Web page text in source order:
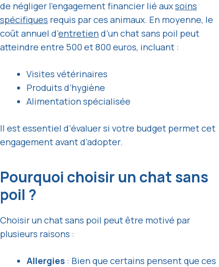
de négliger l’engagement financier lié auxsoins
spécifiques requis par ces animaux. En moyenne, le
coût annuel d’entretiend’un chat sans poil peut
atteindre entre 500 et 800 euros, incluant :
Visites vétérinaires
Produits d’hygiène
Alimentation spécialisée
Il est essentiel d’évaluer si votre budget permet cet
engagement avant d’adopter.
Pourquoi choisir un chat sans
poil ?
Choisir un chat sans poil peut être motivé par
plusieurs raisons :
Allergies : Bien que certains pensent que ces